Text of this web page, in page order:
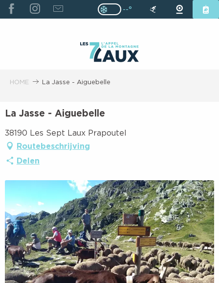
ALLER
AU
Page D’accueil Actuelle Hiver :
Page D’accueil Actuelle
--°
HOME La Jasse - Aiguebelle
La Jasse - Aiguebelle
38190 Les Sept Laux Prapoutel
Routebeschrijving
Delen